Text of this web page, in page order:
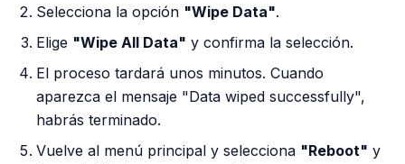
Selecciona la opción "Wipe Data".
Elige "Wipe All Data" y confirma la selección.
El proceso tardará unos minutos. Cuando
aparezca el mensaje "Data wiped successfully",
habrás terminado.
Vuelve al menú principal y selecciona "Reboot" y